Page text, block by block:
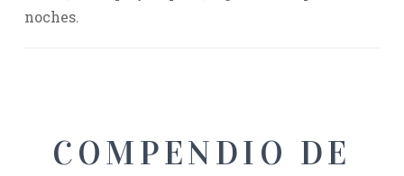
noches.
COMPENDIO DE